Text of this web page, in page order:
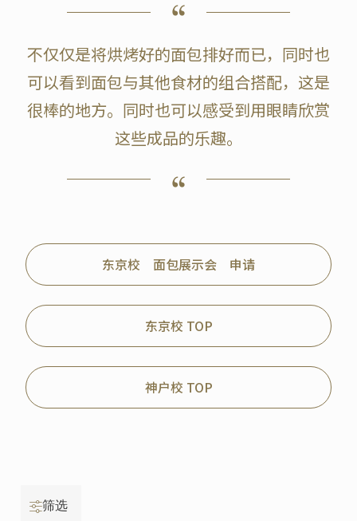
不仅仅是将烘烤好的面包排好而已，同时也
可以看到面包与其他食材的组合搭配，这是
很棒的地方。同时也可以感受到用眼睛欣赏
这些成品的乐趣。
东京校 面包展示会 申请
东京校 TOP
神户校 TOP
筛选